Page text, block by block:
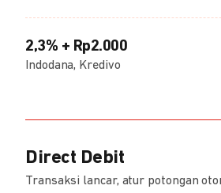
2,3% + Rp2.000
Indodana, Kredivo
Direct Debit
Transaksi lancar, atur potongan